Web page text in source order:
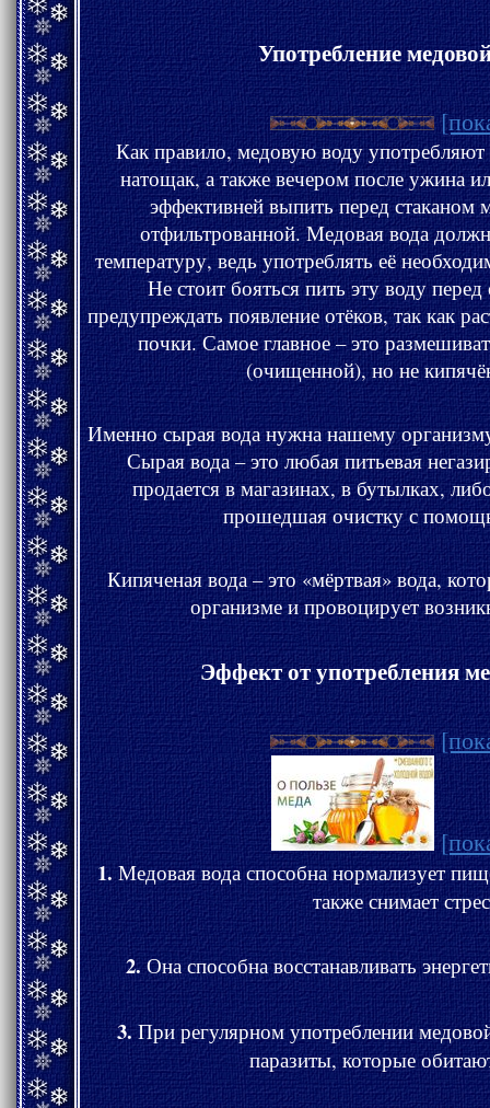
Употребление
Как правило, медовую воду употребляют сразу после сна (утром)
натощак, а также вечером после ужина или перед
эффективней выпить перед стаканом
отфильтрованной. Медовая вода
температуру, ведь употреблять её необходимо исключительно залпом.
Не стоит бояться пить эту воду перед сном – она способна
предупреждать появление отёков, так как растворённый мёд разгружает
почки. Самое главное – это размешивать мёд только в
(очищенной), но не
Именно сырая вода нужна нашему организму, потому что она «живая».
Сырая вода – это любая питьевая негазированная вода, которая
продается в магазинах, в бутылках, либо водопроводная
прошедшая очистку с
Кипяченая вода – это «мёртвая» вода,
организме и провоцирует
Эффект от употребления
1.Медовая вода способна нормализует
также снимает
2.Она способна восстанавливать
3.При регулярном употреблении
паразиты, которые